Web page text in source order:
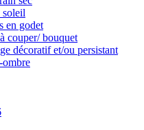
soleil
en godet
couper/ bouquet
décoratif et/ou persistant
ombre